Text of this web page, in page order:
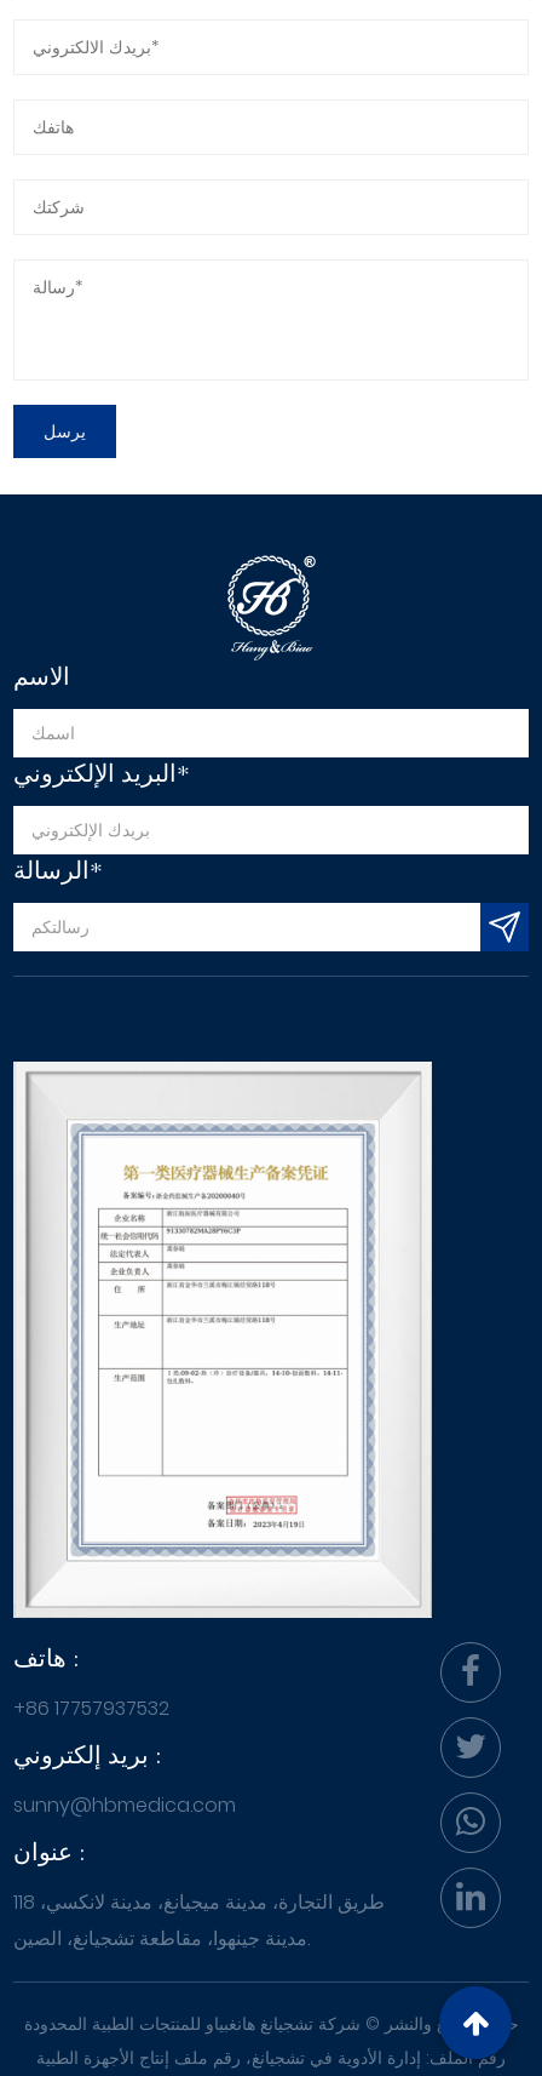
الاسم
البريد الإلكتروني*
الرسالة*
هاتف :
+86 17757937532
بريد إلكتروني :
sunny@hbmedica.com
عنوان :
118 طريق التجارة، مدينة ميجيانغ، مدينة لانكسي،
مدينة جينهوا، مقاطعة تشجيانغ، الصين.
حقوق الطبع والنشر © شركة تشجيانغ هانغبياو للمنتجات الطبية المحدودة
رقم الملف: إدارة الأدوية في تشجيانغ، رقم ملف إنتاج الأجهزة الطبية